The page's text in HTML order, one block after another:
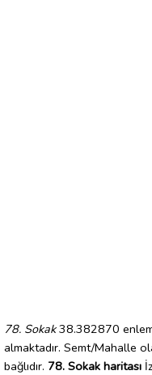
78. Sokak38.382870
almaktadır. Semt/Mahalle
bağlıdır. 78. Sokak haritası